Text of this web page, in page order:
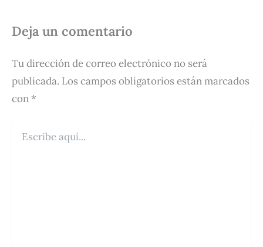
Deja un comentario
Tu dirección de correo electrónico no será
publicada. Los campos obligatorios están marcados
con*
aquí...